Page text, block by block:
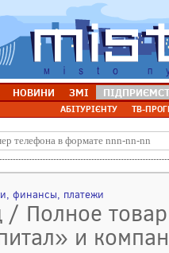
НОВИНИ ЗМІ
АБІТУРІЄНТУ ТВ-
финансы, платежи
/ Полное
и